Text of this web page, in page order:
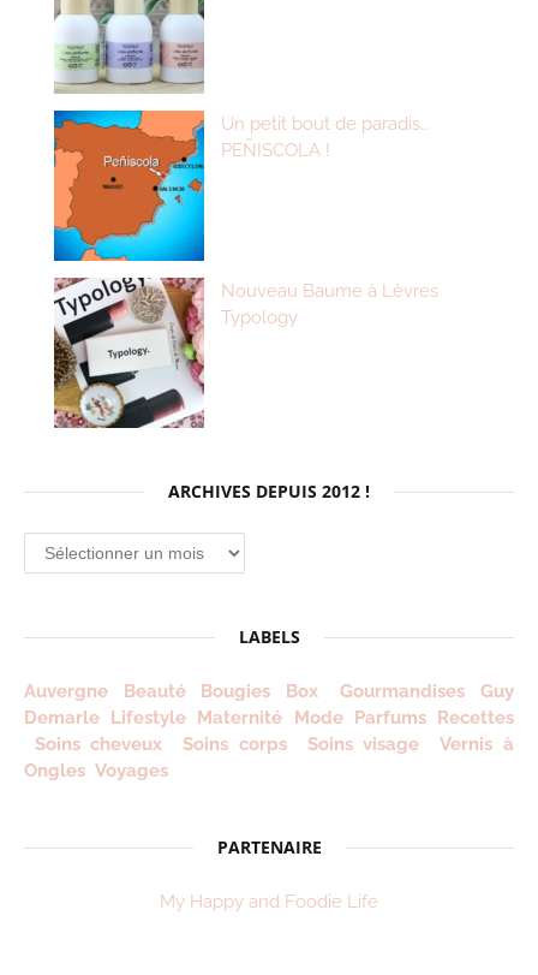
Un petit bout de paradis…
PEÑISCOLA !
Nouveau Baume à Lèvres
Typology
ARCHIVES DEPUIS 2012 !
Archives
depuis
LABELS
Auvergne Beauté Bougies Box Gourmandises
Guy
Demarle Lifestyle Maternité Mode Parfums Recettes
Soins cheveux
Soins corps Soins visage
Vernis à
Ongles Voyages
PARTENAIRE
My Happy and Foodie Life